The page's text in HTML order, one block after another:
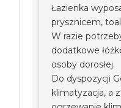
Łazienka
prysznicem,
W razie
dodatkowe
osoby dorosłej.
Do dyspozycji
klimatyzacja, a